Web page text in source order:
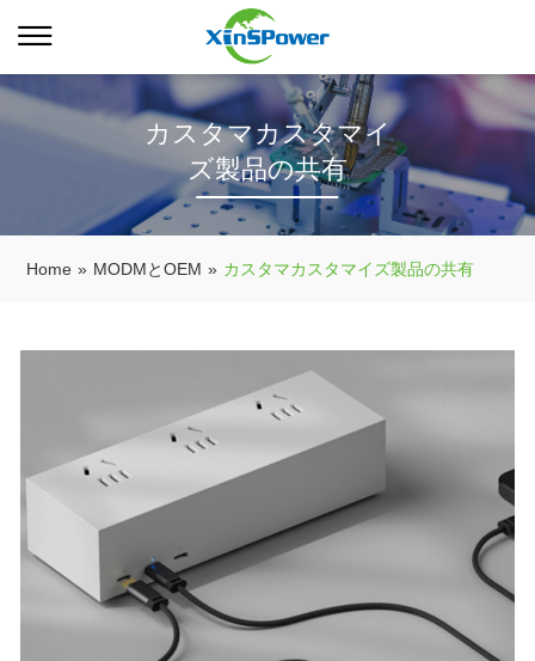
カスタマカスタマイ
ズ製品の共有
Home » MODMとOEM » カスタマカスタマイズ製品の共有